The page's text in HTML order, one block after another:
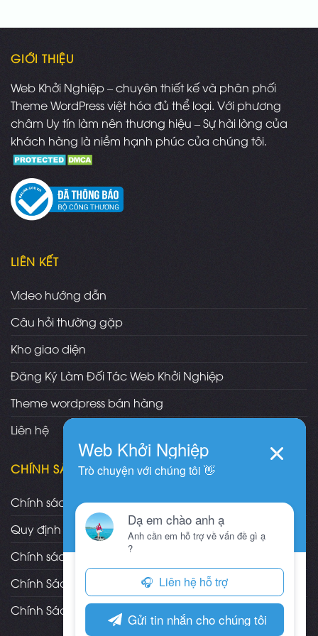
GIỚI THIỆU
Web Khởi Nghiệp – chuyên thiết kế và phân phối
Theme WordPress việt hóa đủ thể loại. Với phương
châm Uy tín làm nên thương hiệu – Sự hài lòng của
khách hàng là niềm hạnh phúc của chúng tôi.
LIÊN KẾT
Video hướng dẫn
Câu hỏi thường gặp
Kho giao diện
Đăng Ký Làm Đối Tác Web Khởi Nghiệp
Theme wordpress bán hàng
Liên hệ
CHÍNH SÁCH
Chính sách và quy định chung
Quy định và hình thức thanh toán
Chính sách vận chuyển/giao nhận/cài đặt
Chính Sách Bảo Hành, Bảo Trì Theme
Chính Sách Đổi Trả, Hoàn Tiền Sản Phẩm